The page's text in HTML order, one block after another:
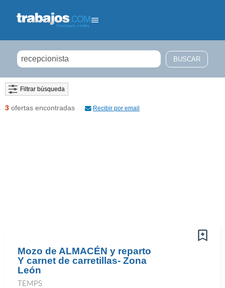
Filtrar búsqueda
3 ofertas encontradas Recibir por email
Mozo de ALMACÉN y reparto
Y carnet de carretillas- Zona
León
TEMPS